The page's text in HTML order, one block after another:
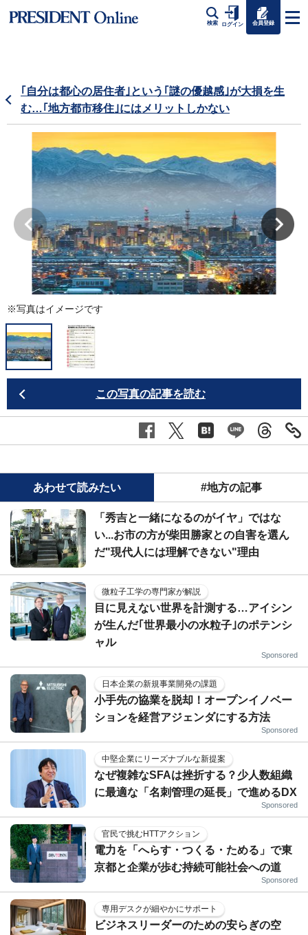
検索 ログイン 会員登録
｢自分は都心の居住者｣という｢謎の優越感｣が大損を生
む…｢地方都市移住｣にはメリットしかない
※写真はイメージです
この写真の記事を読む
あわせて読みたい #地方の記事
「秀吉と一緒になるのがイヤ」ではな
い...お市の方が柴田勝家との自害を選ん
だ"現代人には理解できない"理由
微粒子工学の専門家が解説
目に見えない世界を計測する…アイシン
が生んだ｢世界最小の水粒子｣のポテンシ
ャル
Sponsored
日本企業の新規事業開発の課題
小手先の協業を脱却！オープンイノベー
ションを経営アジェンダにする方法
Sponsored
中堅企業にリーズナブルな新提案
なぜ複雑なSFAは挫折する？少人数組織
に最適な「名刺管理の延長」で進めるDX
Sponsored
官民で挑むHTTアクション
電力を「へらす・つくる・ためる」で東
京都と企業が歩む持続可能社会への道
Sponsored
専用デスクが細やかにサポート
ビジネスリーダーのための安らぎの空